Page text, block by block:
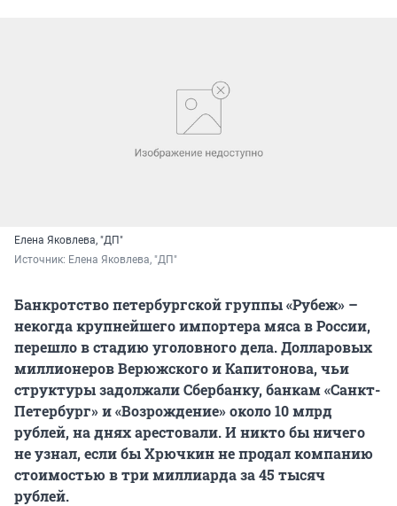
Елена Яковлева, "ДП"
Источник: Елена Яковлева, "ДП"
Банкротство петербургской группы «Рубеж» –
некогда крупнейшего импортера мяса в России,
перешло в стадию уголовного дела. Долларовых
миллионеров Верюжского и Капитонова, чьи
структуры задолжали Сбербанку, банкам «Санкт-
Петербург» и «Возрождение» около 10 млрд
рублей, на днях арестовали. И никто бы ничего
не узнал, если бы Хрючкин не продал компанию
стоимостью в три миллиарда за 45 тысяч
рублей.